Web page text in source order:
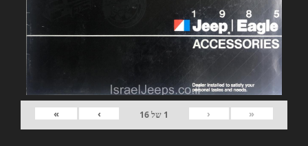
«
‹
1 של16
›
»